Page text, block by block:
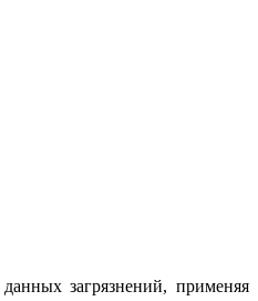
загрязнений, применяя